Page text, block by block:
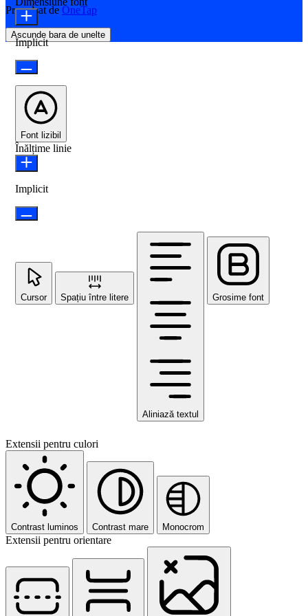
Propulsat de OneTap
Ascunde bara de unelte
Implicit
Font lizibil
Înălțime linie
Implicit
Cursor Spațiu între litere
Aliniază textul
Grosime font
Extensii pentru culori
Contrast luminos Contrast mare Monocrom
Extensii pentru orientare